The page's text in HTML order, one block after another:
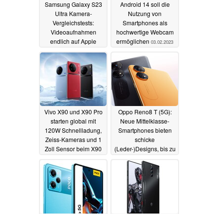
Samsung Galaxy S23
Ultra Kamera-
Vergleichstests:
Videoaufnahmen
endlich auf Apple
04.02.2023
Android 14 soll die
Nutzung von
Smartphones als
hochwertige Webcam
ermöglichen 03.02.2023
Vivo X90 und X90 Pro
starten global mit
120W Schnellladung,
Zeiss-Kameras und 1
Zoll Sensor beim X90
Oppo Reno8 T (5G):
Neue Mittelklasse-
Smartphones bieten
schicke
(Leder-)Designs, bis zu
02.02.2023